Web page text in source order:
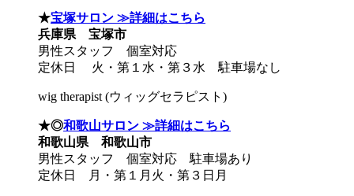
★宝塚サロン ≫詳細はこちら
兵庫県 宝塚市
男性スタッフ 個室対応
定休日 火・第１水・第３水 駐車場なし
wig therapist (ウィッグセラピスト)
★◎和歌山サロン ≫詳細はこちら
和歌山県 和歌山市
男性スタッフ 個室対応 駐車場あり
定休日 月・第１月火・第３日月